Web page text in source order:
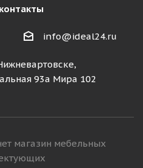
info@ideal24.ru
93а Мира 102
магазин мебельных